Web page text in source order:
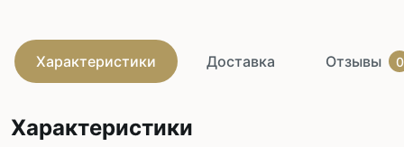
Характеристики Доставка Отзывы 0
Характеристики